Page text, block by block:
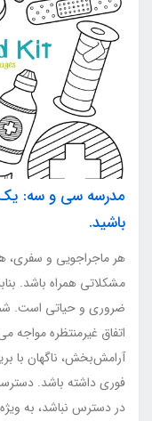
مدرسه سی و سه: یک
باشید.
هر ماجراجویی و سفری،
مشکلاتی همراه باشد.
ضروری و حیاتی است.
اتفاق غیرمنتظره
آرامش‌بخش، ناگهان با
فوری داشته باشد.
در دسترس نباشد، به